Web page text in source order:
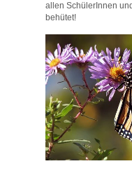
allen SchülerInnen
behütet!